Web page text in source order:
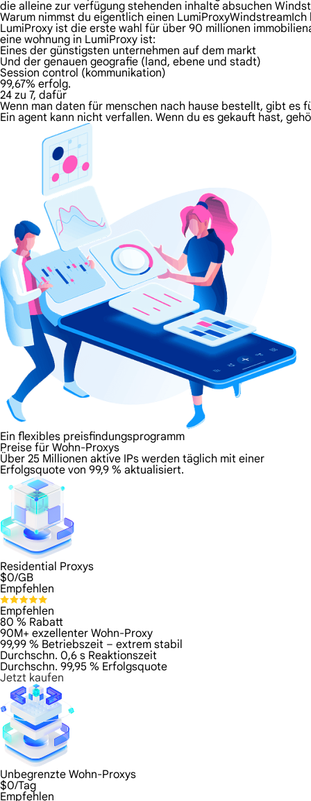
die alleine zur verfügung stehenden inhalte absuchen
Warum nimmst du eigentlich einen
LumiProxy ist die erste wahl für über 90 millionen
eine wohnung in LumiProxy ist:
Eines der günstigsten unternehmen auf dem markt
Und der genauen geografie (land, ebene und stadt)
Session control (kommunikation)
99,67% erfolg.
24 zu 7, dafür
Wenn man daten für menschen nach hause bestellt, gibt es
Ein agent kann nicht verfallen. Wenn du es gekauft hast,
Ein flexibles preisfindungsprogramm
Preise für Wohn-Proxys
Über 25 Millionen aktive IPs werden täglich mit einer
Erfolgsquote von 99,9 % aktualisiert.
Residential Proxys
$0/GB
Empfehlen
Empfehlen
80 % Rabatt
90M+ exzellenter Wohn-Proxy
99,99 % Betriebszeit – extrem stabil
Durchschn. 0,6 s Reaktionszeit
Durchschn. 99,95 % Erfolgsquote
Jetzt kaufen
Unbegrenzte Wohn-Proxys
$0/Tag
Empfehlen